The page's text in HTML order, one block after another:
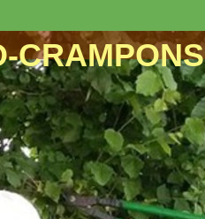
CRAMPONS